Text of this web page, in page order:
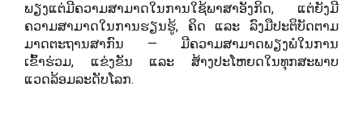
ພຽງແຕ່ມີຄວາມສາມາດໃນການໃຊ້ພາສາອັງກິດ, ແຕ່ຍັງມີ
ຄວາມສາມາດໃນການຮຽນຮູ້, ຄິດ ແລະ ລົງມືປະຕິບັດຕາມ
ມາດຕະຖານສາກົນ — ມີຄວາມສາມາດພຽງພໍໃນການ
ເຂົ້າຮ່ວມ, ແຂ່ງຂັນ ແລະ ສ້າງປະໂຫຍດໃນທຸກສະພາບ
ແວດລ້ອມລະດັບໂລກ.